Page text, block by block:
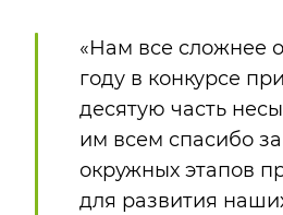
«Нам все сложнее
году в конкурсе
десятую часть
им всем спасибо
окружных этапов
для развития